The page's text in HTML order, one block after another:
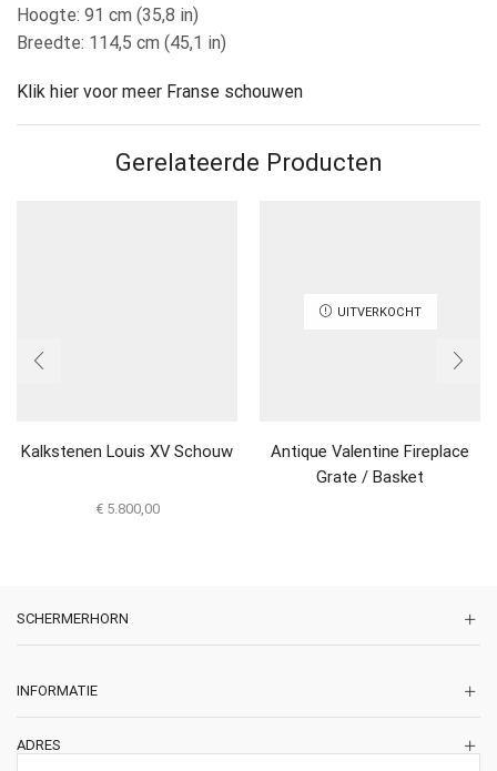
Hoogte: 91 cm (35,8 in)
Breedte: 114,5 cm (45,1 in)
Klik hier voor meer Franse schouwen
Gerelateerde Producten
Kalkstenen Louis XV Schouw
€5.800,00
UITVERKOCHT
Antique Valentine Fireplace
Grate / Basket
SCHERMERHORN
INFORMATIE
ADRES